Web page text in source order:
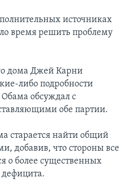
источниках
время решить проблему
дома Джей Карни
либо подробности
Обама обсуждал с
обе партии.
старается найти общий
добавив, что стороны все
о более существенных